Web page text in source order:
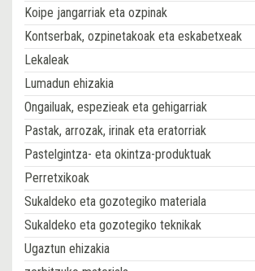
Koipe jangarriak eta ozpinak
Kontserbak, ozpinetakoak eta eskabetxeak
Lekaleak
Lumadun ehizakia
Ongailuak, espezieak eta gehigarriak
Pastak, arrozak, irinak eta eratorriak
Pastelgintza- eta okintza-produktuak
Perretxikoak
Sukaldeko eta gozotegiko materiala
Sukaldeko eta gozotegiko teknikak
Ugaztun ehizakia